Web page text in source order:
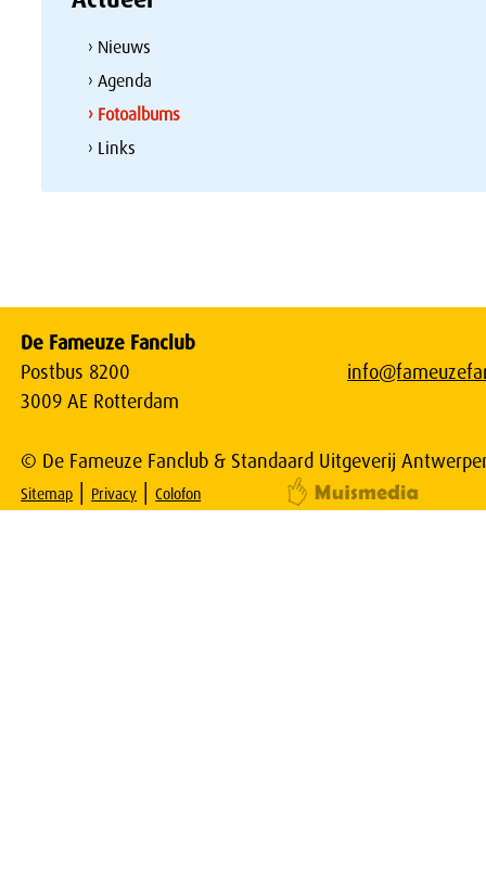
› Nieuws
› Agenda
› Fotoalbums
› Links
De Fameuze Fanclub
Postbus 8200
3009 AE Rotterdam
© De Fameuze Fanclub & Standaard Uitgeverij
Sitemap | Privacy |Colofon